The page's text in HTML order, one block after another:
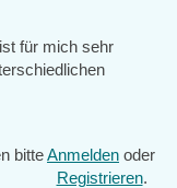
für mich sehr
bitteAnmelden oder
Registrieren.